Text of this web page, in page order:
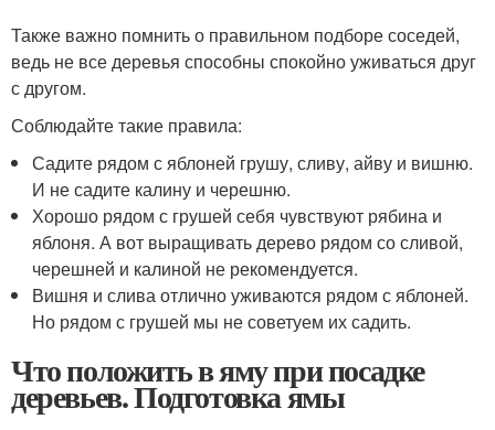
Также важно помнить о правильном подборе соседей,
ведь не все деревья способны спокойно уживаться друг
с другом.
Соблюдайте такие правила:
Садите рядом с яблоней грушу, сливу, айву и вишню.
И не садите калину и черешню.
Хорошо рядом с грушей себя чувствуют рябина и
яблоня. А вот выращивать дерево рядом со сливой,
черешней и калиной не рекомендуется.
Вишня и слива отлично уживаются рядом с яблоней.
Но рядом с грушей мы не советуем их садить.
Что положить в яму при посадке
деревьев. Подготовка ямы